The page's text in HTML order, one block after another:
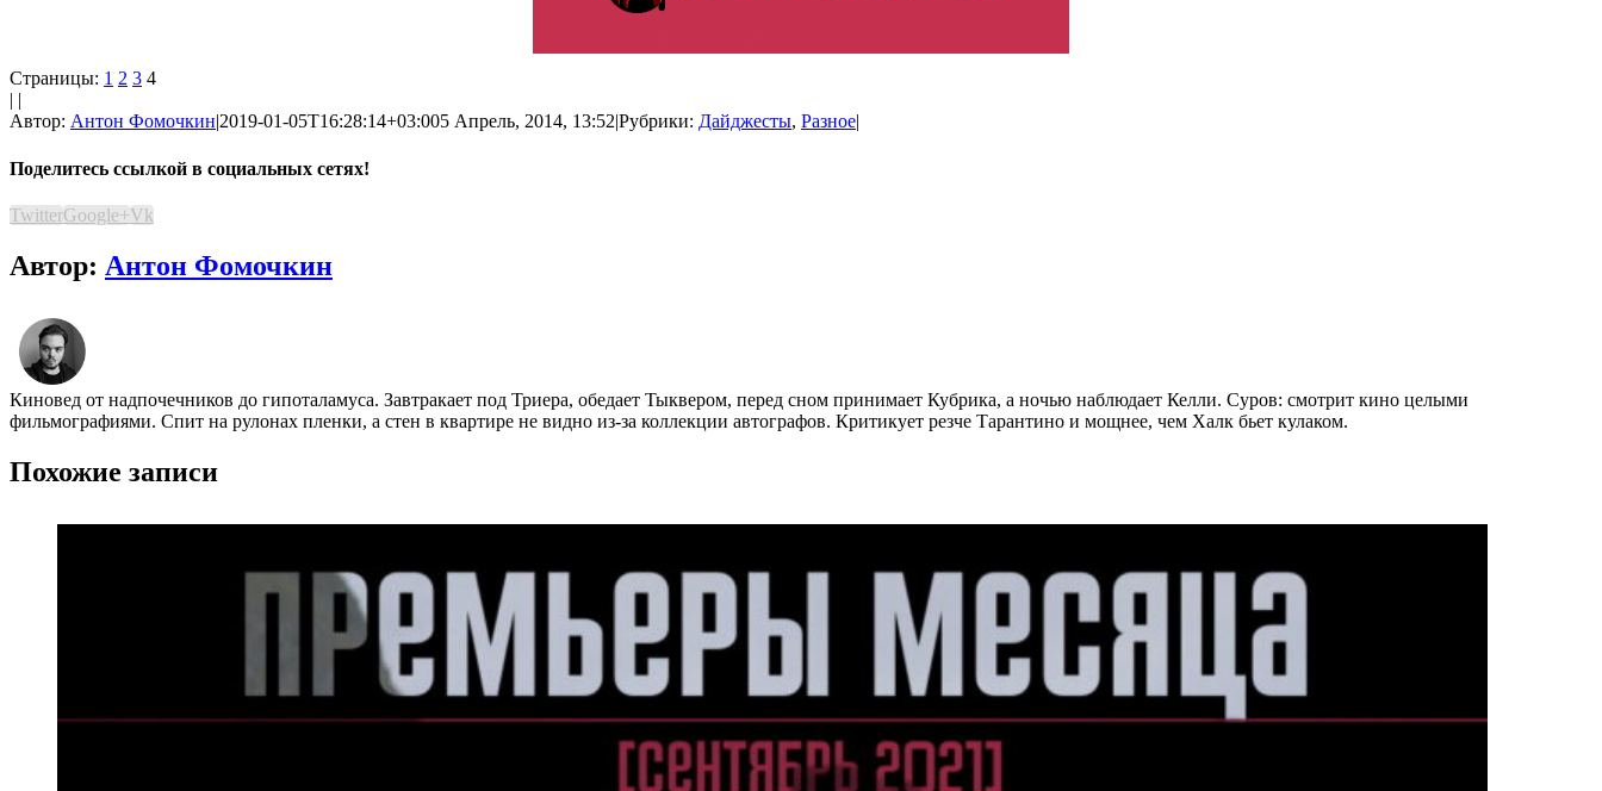
Страницы: 1 2 3 4
| |
Автор: Антон Фомочкин|2019-01-05T16:28:14+03:005 Апрель, 2014, 13:52|Рубрики: Дайджесты, Разное|
Поделитесь ссылкой в социальных сетях!
TwitterGoogle+Vk
Автор: Антон Фомочкин
Киновед от надпочечников до гипоталамуса. Завтракает под Триера, обедает Тыквером, перед сном принимает Кубрика, а ночью наблюдает Келли. Суров: смотрит кино целыми
фильмографиями. Спит на рулонах пленки, а стен в квартире не видно из-за коллекции автографов. Критикует резче Тарантино и мощнее, чем Халк бьет кулаком.
Похожие записи